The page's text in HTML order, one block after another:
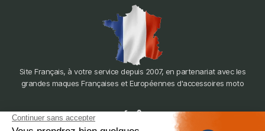
Site Français, à votre service depuis 2007, en partenariat avec les
grandes maques Françaises et Européennes d'accessoires moto